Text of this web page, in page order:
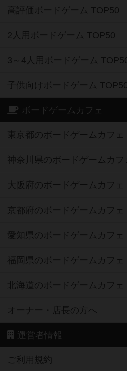
高評価ボードゲーム TOP50
2人用ボードゲーム TOP50
3～4人用ボードゲーム
子供向けボードゲーム
ボードゲームカフェ
東京都のボードゲームカフェ
神奈川県のボードゲームカフ
大阪府のボードゲームカフェ
京都府のボードゲームカフェ
愛知県のボードゲームカフェ
福岡県のボードゲームカフェ
北海道のボードゲームカフェ
オーナー・店長の方へ
運営者情報
ご利用規約